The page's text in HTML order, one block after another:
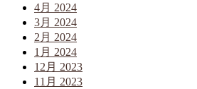
4月 2024
3月 2024
2月 2024
1月 2024
12月 2023
11月 2023